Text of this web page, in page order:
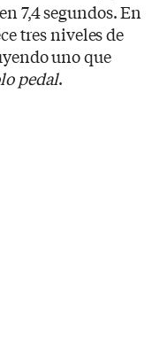
7,4 segundos. En
tres niveles de
uno que
pedal.